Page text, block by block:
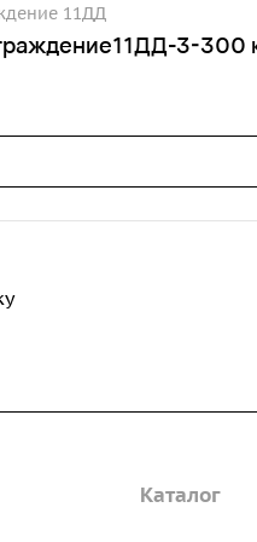
11ДД
3-
Каталог